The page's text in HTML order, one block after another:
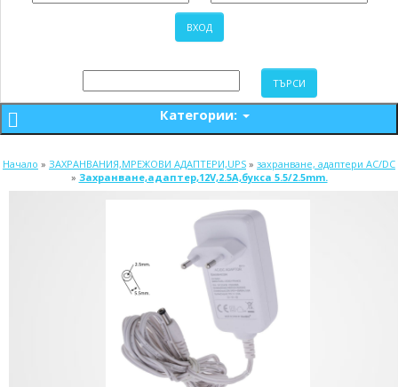
Категории:
Начало » ЗАХРАНВАНИЯ,МРЕЖОВИ АДАПТЕРИ,UPS » захранване, адаптери AC/DC
» Захранване,адаптер,12V,2.5A,букса 5.5/2.5mm.